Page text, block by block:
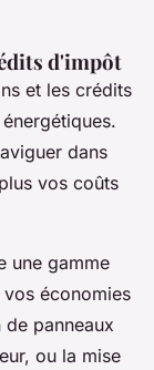
d'impôt
et les crédits
dans
vos coûts
une gamme
économies
panneaux
ou la mise